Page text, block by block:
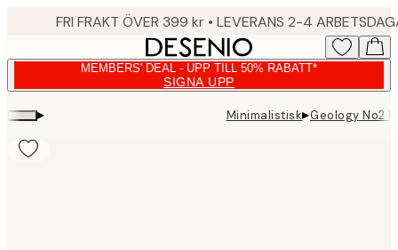
FRI FRAKT ÖVER 399 kr • LEVERANS 2-4
MEMBERS' DEAL - UPP TILL 50% RABATT*
SIGNA UPP
▸ Minimalistisk▸Geology No2